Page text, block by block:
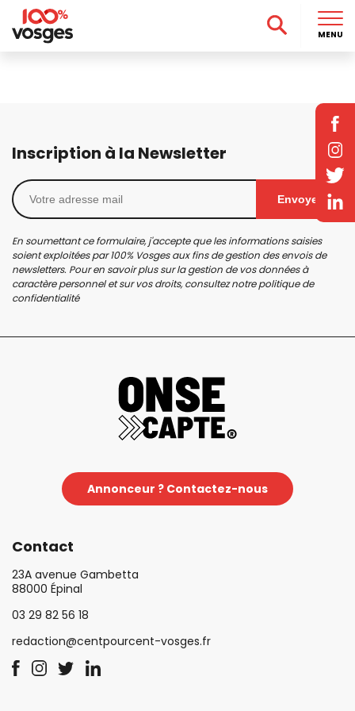
Inscription à la Newsletter
Envoyer
En soumettant ce formulaire, j'accepte que les informations saisies
soient exploitées par 100% Vosges aux fins de gestion des envois de
newsletters. Pour en savoir plus sur la gestion de vos données à
caractère personnel et sur vos droits, consultez notrepolitique de
confidentialité
Annonceur ? Contactez-nous
Contact
23A avenue Gambetta
88000 Épinal
03 29 82 56 18
redaction@centpourcent-vosges.fr
MENU